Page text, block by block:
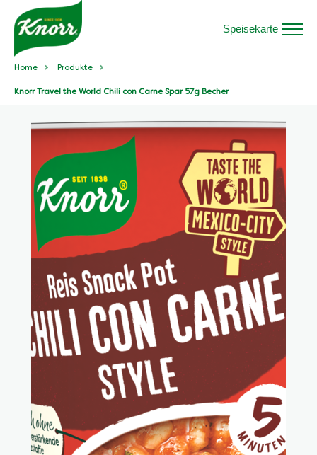
Speisekarte
Home Produkte
Knorr Travel the World Chili con Carne Spar 57g Becher